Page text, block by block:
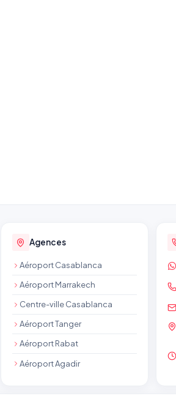
Agences
Aéroport Casablanca
Aéroport Marrakech
Centre-ville Casablanca
Aéroport Tanger
Aéroport Rabat
Aéroport Agadir